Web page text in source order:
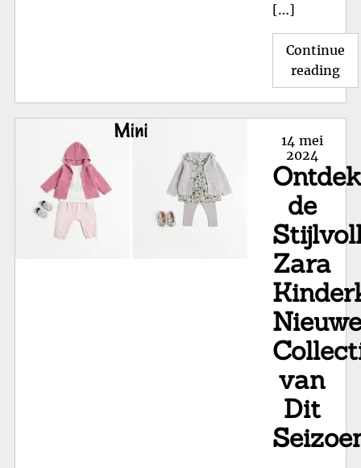
[…]
Continue
reading
de
Posted
on
14 mei
2024
Ontdek
de
Zara
Nieuwe
van
Dit